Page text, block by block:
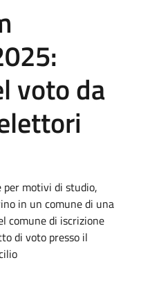
voto da
motivi di studio,
in un comune di una
comune di iscrizione
di voto presso il